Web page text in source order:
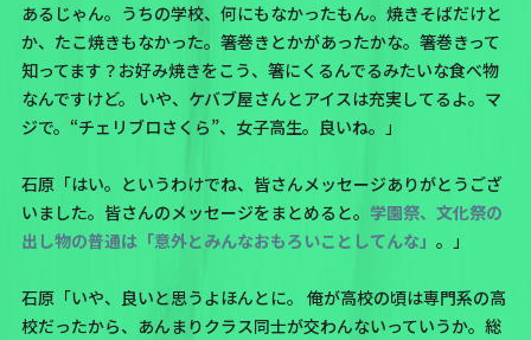
あるじゃん。うちの学校、何にもなかったもん。焼きそばだけと
か、たこ焼きもなかった。箸巻きとかがあったかな。箸巻きって
知ってます？お好み焼きをこう、箸にくるんでるみたいな食べ物
なんですけど。 いや、ケバブ屋さんとアイスは充実してるよ。マ
ジで。“チェリブロさくら”、女子高生。良いね。」
石原「はい。というわけでね、皆さんメッセージありがとうござ
いました。皆さんのメッセージをまとめると。 学園祭、文化祭の
出し物の普通は「意外とみんなおもろいことしてんな」 。」
石原「いや、良いと思うよほんとに。 俺が高校の頃は専門系の高
校だったから、あんまりクラス同士が交わんないっていうか。総